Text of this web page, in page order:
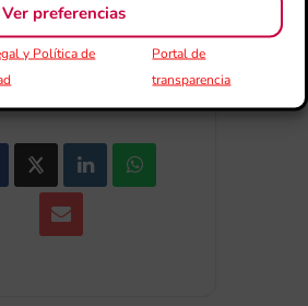
Ver preferencias
y Política de
Portal de
transparencia
ESTE EVENTO